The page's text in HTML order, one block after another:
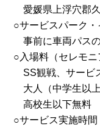
愛媛県上浮穴郡
○サービスパーク
事前に車両パス
○入場料（セレモニ
SS観戦、サービ
大人（中学生以
高校生以下無料
○サービス実施時間